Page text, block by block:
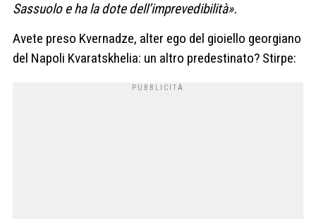
Sassuolo e ha la dote dell’imprevedibilità».
Avete preso Kvernadze, alter ego del gioiello georgiano
del Napoli Kvaratskhelia: un altro predestinato? Stirpe: